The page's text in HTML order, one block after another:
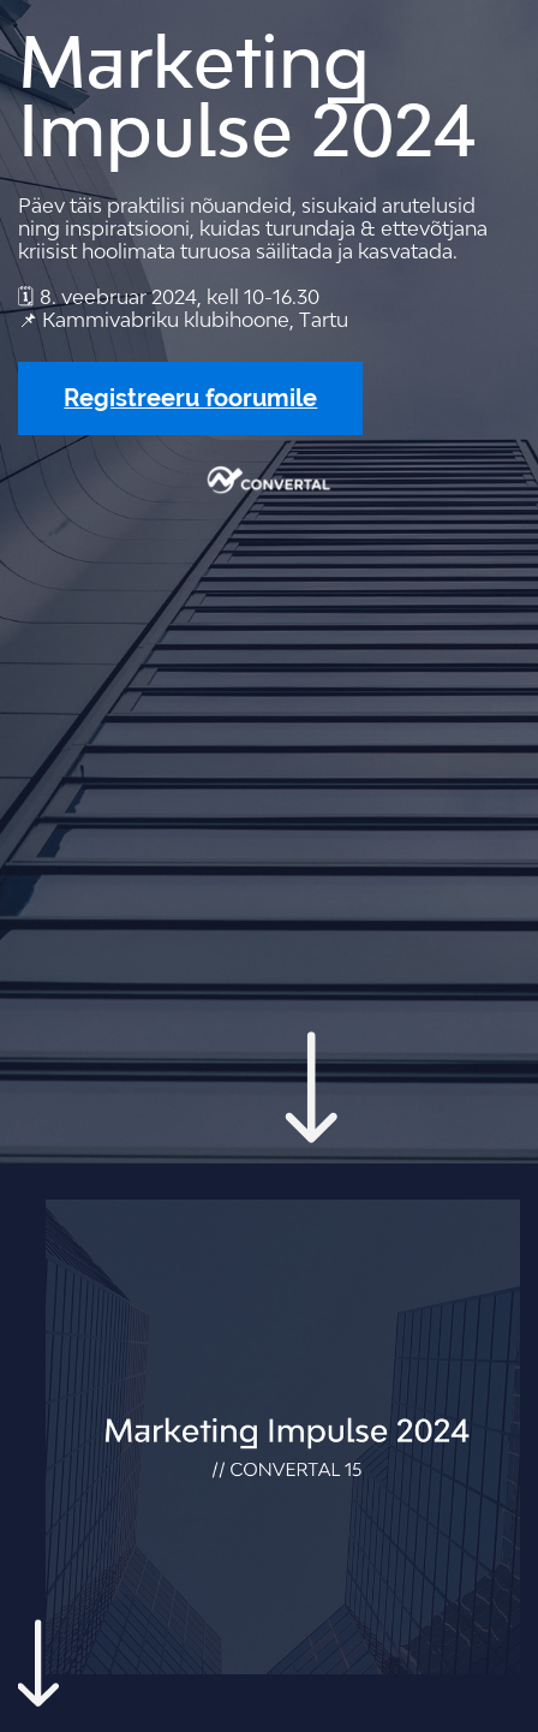
Marketing
Impulse 2024
Päev täis praktilisi nõuandeid, sisukaid arutelusid
ning inspiratsiooni, kuidas turundaja & ettevõtjana
kriisist hoolimata turuosa säilitada ja kasvatada.
🗓️ 8. veebruar 2024, kell 10-16.30
📌 Kammivabriku klubihoone, Tartu
Registreeru foorumile